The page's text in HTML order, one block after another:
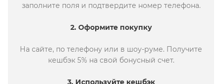
заполните поля и подтвердите номер телефона.
2. Оформите покупку
На сайте, по телефону или в шоу-руме. Получите
кешбэк 5% на свой бонусный счет.
3. Используйте кешбэк